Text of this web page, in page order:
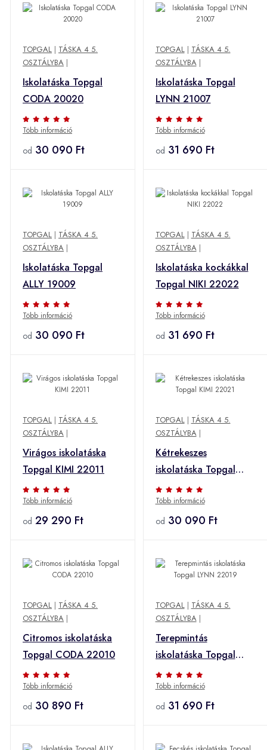
TOPGAL | TÁSKA 4 5.
OSZTÁLYBA |
Iskolatáska Topgal
CODA 20020
Több információ
od 30 090 Ft
TOPGAL| TÁSKA 4 5.
OSZTÁLYBA|
Iskolatáska Topgal
LYNN 21007
Több információ
od 31 690 Ft
TOPGAL | TÁSKA 4 5.
OSZTÁLYBA |
Iskolatáska Topgal
ALLY 19009
Több információ
od 30 090 Ft
TOPGAL| TÁSKA 4 5.
OSZTÁLYBA|
Iskolatáska kockákkal
Topgal NIKI 22022
Több információ
od 31 690 Ft
TOPGAL | TÁSKA 4 5.
OSZTÁLYBA |
Virágos iskolatáska
Topgal KIMI 22011
Több információ
od 29 290 Ft
TOPGAL| TÁSKA 4 5.
OSZTÁLYBA|
Kétrekeszes
iskolatáska Topgal
KIMI 22021
Több információ
od 30 090 Ft
TOPGAL | TÁSKA 4 5.
OSZTÁLYBA |
Citromos iskolatáska
Topgal CODA 22010
Több információ
od 30 890 Ft
TOPGAL| TÁSKA 4 5.
OSZTÁLYBA|
Terepmintás
iskolatáska Topgal
LYNN 22019
Több információ
od 31 690 Ft